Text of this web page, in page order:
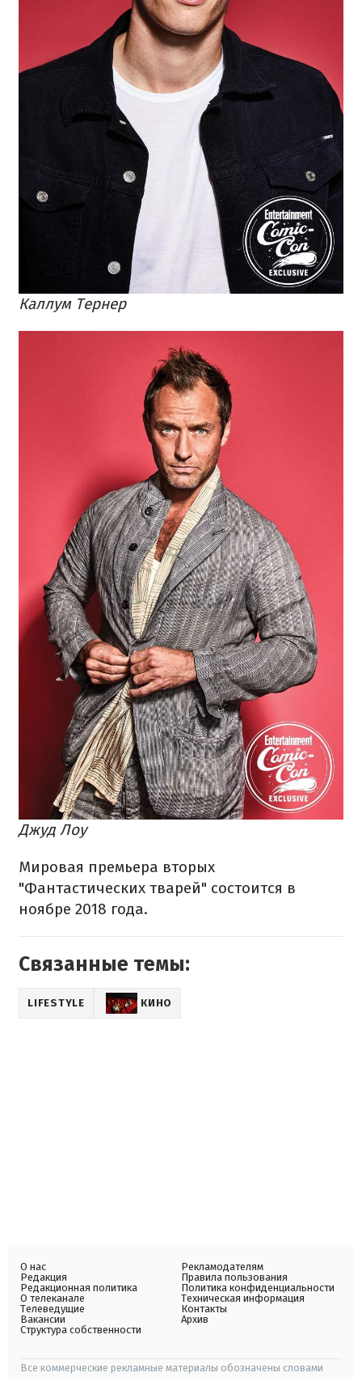
Каллум Тернер
Джуд Лоу
Мировая премьера вторых
"Фантастических тварей" состоится в
ноябре 2018 года.
Связанные темы:
LIFESTYLE КИНО
О нас
Редакция
Редакционная политика
О телеканале
Телеведущие
Вакансии
Структура собственности
Рекламодателям
Правила пользования
Политика конфиденциальности
Техническая информация
Контакты
Архив
Все коммерческие рекламные материалы обозначены словами